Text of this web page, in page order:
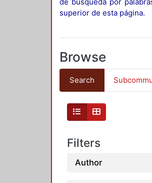
superior de esta página.
Browse
Search
Filters
Author